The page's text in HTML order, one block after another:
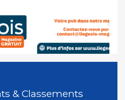
& Classements